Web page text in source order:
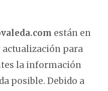
están en
para
la información
posible. Debido a